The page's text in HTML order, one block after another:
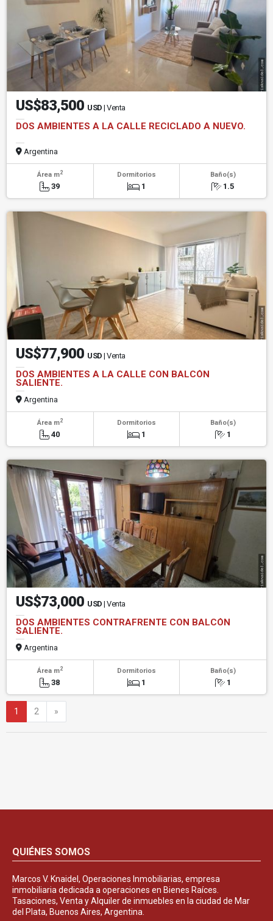
US$83,500 USD | Venta
DOS AMBIENTES A LA CALLE RECICLADO A NUEVO.
Argentina
Área m2
39
Dormitorios
1
Baño(s)
1.5
US$77,900 USD | Venta
DOS AMBIENTES A LA CALLE CON BALCÓN
SALIENTE.
Argentina
Área m2
40
Dormitorios
1
Baño(s)
1
US$73,000 USD | Venta
DOS AMBIENTES CONTRAFRENTE CON BALCÓN
SALIENTE.
Argentina
Área m2
38
Dormitorios
1
Baño(s)
1
1 2 »
QUIÉNES SOMOS
Marcos V. Knaidel, Operaciones Inmobiliarias, empresa
inmobiliaria dedicada a operaciones en Bienes Raíces.
Tasaciones, Venta y Alquiler de inmuebles en la ciudad de Mar
del Plata, Buenos Aires, Argentina.